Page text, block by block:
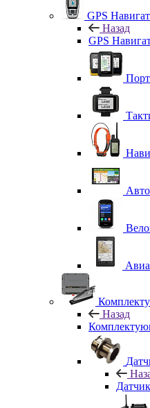
GPS
Назад
GPS
Назад